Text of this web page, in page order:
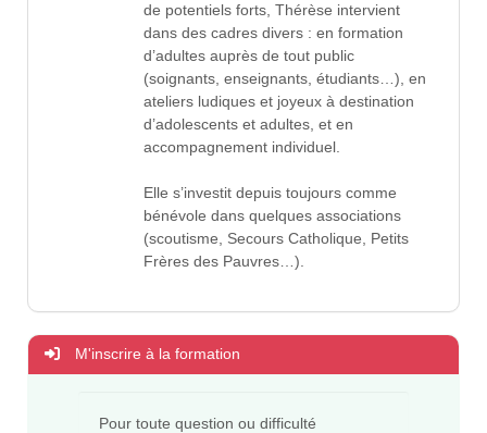
de potentiels forts, Thérèse intervient
dans des cadres divers : en formation
d’adultes auprès de tout public
(soignants, enseignants, étudiants…), en
ateliers ludiques et joyeux à destination
d’adolescents et adultes, et en
accompagnement individuel.
Elle s’investit depuis toujours comme
bénévole dans quelques associations
(scoutisme, Secours Catholique, Petits
Frères des Pauvres…).
M'inscrire à la formation
Pour toute question ou difficulté